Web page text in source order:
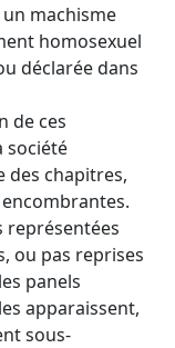
machisme
homosexuel
déclarée dans
de ces
société
des chapitres,
représentées
ou pas reprises
panels
apparaissent,
sous-